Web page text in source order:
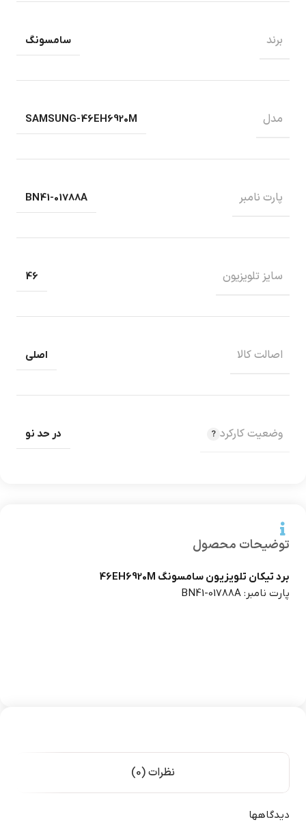
توضیحات محصول
برد تیکان تلویزیون سامسونگ 46EH6920M
پارت نامبر: BN41-01788A
نظرات (0)
دیدگاهها
برند سامسونگ
مدل SAMSUNG-46EH6920M
پارت نامبر BN41-01788A
سایز تلویزیون 46
اصالت کالا اصلی
وضعیت کارکرد در حد نو